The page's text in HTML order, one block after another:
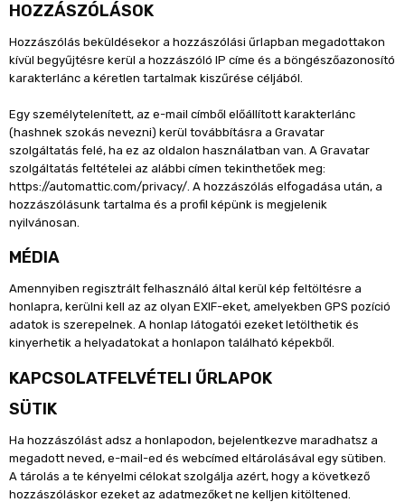
HOZZÁSZÓLÁSOK
Hozzászólás beküldésekor a hozzászólási űrlapban megadottakon
kívül begyűjtésre kerül a hozzászóló IP címe és a böngészőazonosító
karakterlánc a kéretlen tartalmak kiszűrése céljából.
Egy személytelenített, az e-mail címből előállított karakterlánc
(hashnek szokás nevezni) kerül továbbításra a Gravatar
szolgáltatás felé, ha ez az oldalon használatban van. A Gravatar
szolgáltatás feltételei az alábbi címen tekinthetőek meg:
https://automattic.com/privacy/. A hozzászólás elfogadása után, a
hozzászólásunk tartalma és a profil képünk is megjelenik
nyilvánosan.
MÉDIA
Amennyiben regisztrált felhasználó által kerül kép feltöltésre a
honlapra, kerülni kell az az olyan EXIF-eket, amelyekben GPS pozíció
adatok is szerepelnek. A honlap látogatói ezeket letölthetik és
kinyerhetik a helyadatokat a honlapon található képekből.
KAPCSOLATFELVÉTELI ŰRLAPOK
SÜTIK
Ha hozzászólást adsz a honlapodon, bejelentkezve maradhatsz a
megadott neved, e-mail-ed és webcímed eltárolásával egy sütiben.
A tárolás a te kényelmi célokat szolgálja azért, hogy a következő
hozzászóláskor ezeket az adatmezőket ne kelljen kitöltened.